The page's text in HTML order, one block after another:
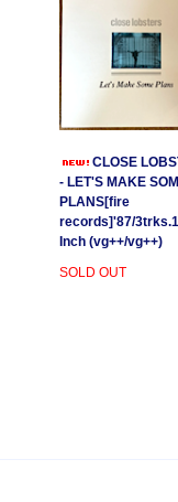
CLOSE
- LET'S MAKE
PLANS[fire
records]'87/
Inch (vg++/vg++)
SOLD OUT